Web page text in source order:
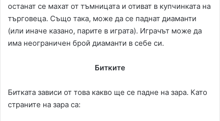
останат се махат от тъмницата и отиват в купчинката на
търговеца. Също така, може да се паднат диаманти
(или иначе казано, парите в играта). Играчът може да
има неограничен брой диаманти в себе си.
Битките
Битката зависи от това какво ще се падне на зара. Като
страните на зара са: